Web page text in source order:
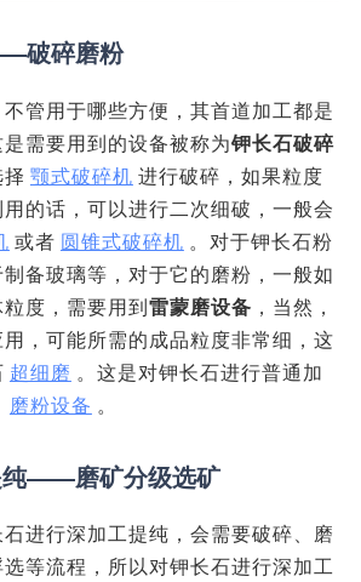
破碎磨粉
管用于哪些方便，其首道加工都是
需要用到的设备被称为钾长石破碎
颚式破碎机 进行破碎，如果粒度
的话，可以进行二次细破，一般会
或者 圆锥式破碎机 。对于钾长石粉
备玻璃等，对于它的磨粉，一般如
度，需要用到 雷蒙磨设备 ，当然，
，可能所需的成品粒度非常细，这
超细磨 。这是对钾长石进行普通加
磨粉设备 。
纯——磨矿分级选矿
进行深加工提纯，会需要破碎、磨
等流程，所以对钾长石进行深加工